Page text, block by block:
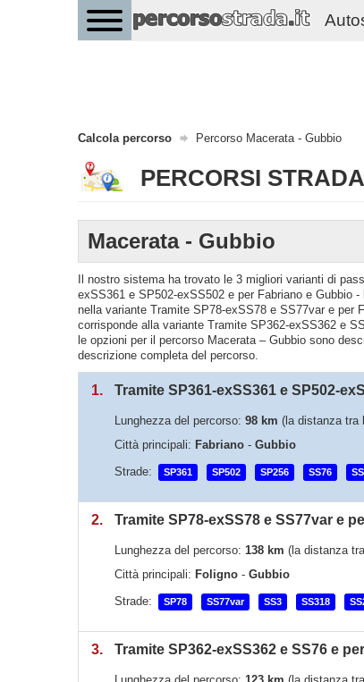
Calcola percorso Percorso Macerata - Gubbio
PERCORSI
Macerata - Gubbio
Il nostro sistema ha trovato le 3 migliori varianti di
exSS361 e SP502-exSS502 e per Fabriano e Gubbio
nella variante Tramite SP78-exSS78 e SS77var e per
corrisponde alla variante Tramite SP362-exSS362 e
le opzioni per il percorso Macerata – Gubbio sono
descrizione completa del percorso.
1. Tramite SP361-exSS361 e SP502-
Lunghezza del percorso: 98 km (la distanza tra
Città principali: Fabriano - Gubbio
Strade:
SP361 SP502 SP256 SS76
2. Tramite SP78-exSS78 e SS77var e
Lunghezza del percorso: 138 km (la distanza
Città principali: Foligno - Gubbio
Strade:
SP78 SS77var SS3 SS318
3. Tramite SP362-exSS362 e SS76 e